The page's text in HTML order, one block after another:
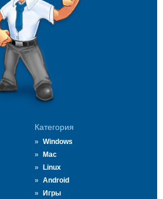
Категория
Windows
Mac
Linux
Android
Игры